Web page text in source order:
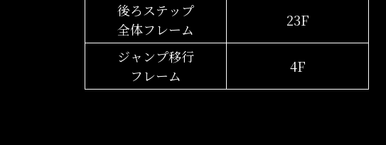
後ろステップ
全体フレーム
23F
ジャンプ移行
フレーム
4F